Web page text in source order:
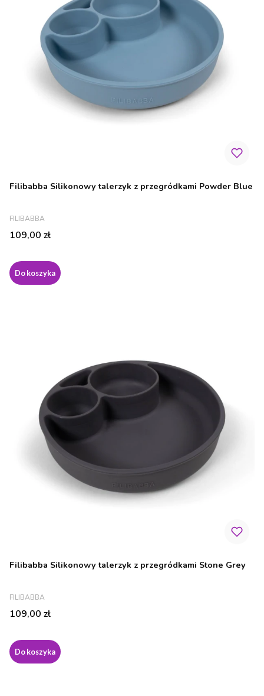
Filibabba Silikonowy talerzyk z przegródkami Powder Blue
PRODUCENT
FILIBABBA
Cena
109,00 zł
Do koszyka
Filibabba Silikonowy talerzyk z przegródkami Stone Grey
PRODUCENT
FILIBABBA
Cena
109,00 zł
Do koszyka